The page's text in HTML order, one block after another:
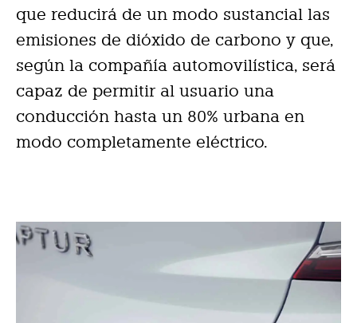
que reducirá de un modo sustancial las
emisiones de dióxido de carbono y que,
según la compañía automovilística, será
capaz de permitir al usuario una
conducción hasta un 80% urbana en
modo completamente eléctrico.